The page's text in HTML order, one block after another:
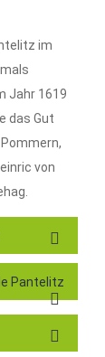
im
Jahr 1619
das Gut
von
Pantelitz